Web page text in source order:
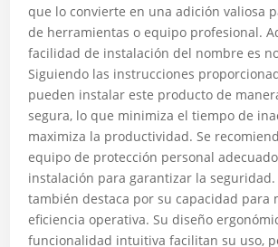
que lo convierte en una adición valiosa
de herramientas o equipo profesional.
facilidad de instalación del nombre es
Siguiendo las instrucciones
pueden instalar este producto de
segura, lo que minimiza el tiempo de
maximiza la productividad. Se
equipo de protección personal
instalación para garantizar la seguridad.
también destaca por su capacidad para
eficiencia operativa. Su diseño
funcionalidad intuitiva facilitan su uso,